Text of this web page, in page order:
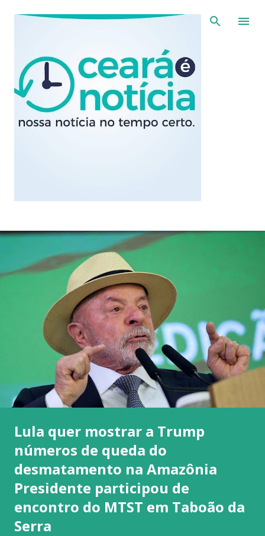
Pular para o conteúdo principal
Lula quer mostrar a Trump
números de queda do
desmatamento na Amazônia
Presidente participou de
encontro do MTST em Taboão da
Serra